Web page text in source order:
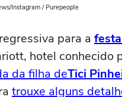
Instagram / Purepeople
para a
hotel conhecido
da filha deTici
trouxe alguns